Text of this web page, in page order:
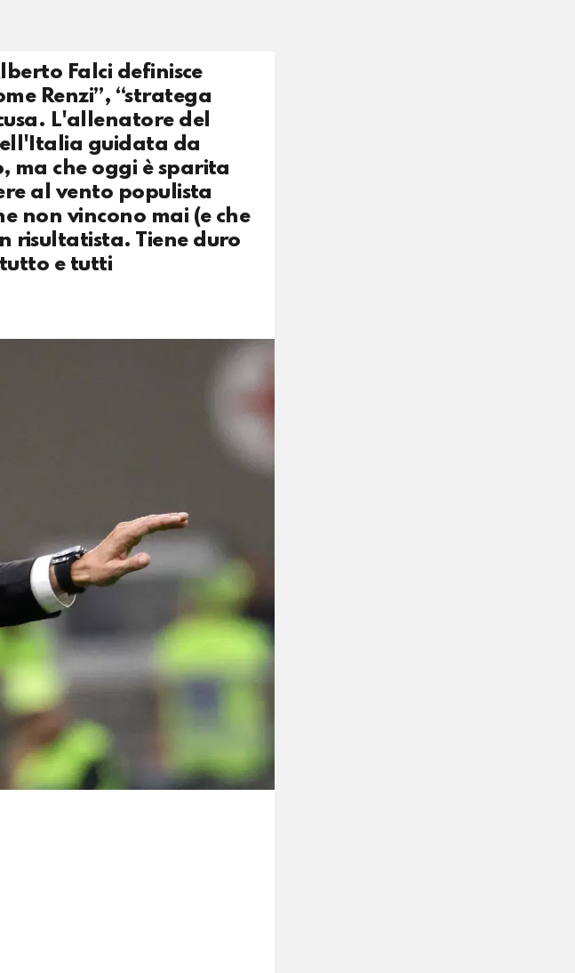
Falci definisce
Renzi”, “stratega
L'allenatore del
guidata da
ma che oggi è sparita
al vento populista
non vincono mai (e che
risultatista. Tiene duro
e tutti